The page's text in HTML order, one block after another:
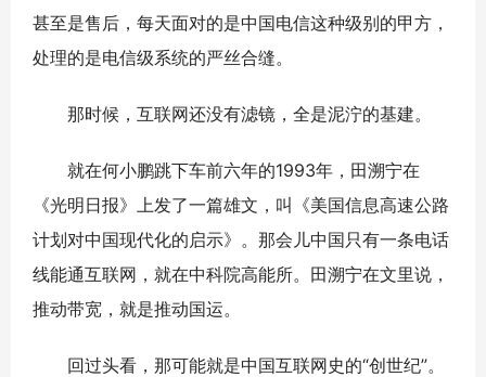
甚至是售后，每天面对的是中国电信这种级别的甲方，
处理的是电信级系统的严丝合缝。
那时候，互联网还没有滤镜，全是泥泞的基建。
就在何小鹏跳下车前六年的1993年，田溯宁在
《光明日报》上发了一篇雄文，叫《美国信息高速公路
计划对中国现代化的启示》。那会儿中国只有一条电话
线能通互联网，就在中科院高能所。田溯宁在文里说，
推动带宽，就是推动国运。
回过头看，那可能就是中国互联网史的“创世纪”。